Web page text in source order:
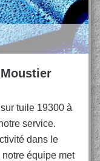
tuile 19300 à
service.
dans le
équipe met